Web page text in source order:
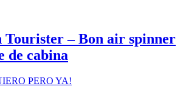
Tourister – Bon air spinner
de cabina
PERO YA!